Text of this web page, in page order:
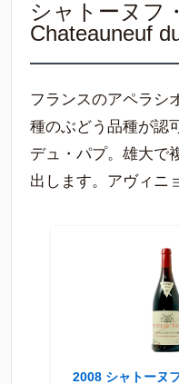
シャトーヌフ
Chateauneuf
フランスのアペラシ
種のぶどう品種が認
デュ・パプ。雄大で
出します。アヴィニ
2008 シャトーヌ